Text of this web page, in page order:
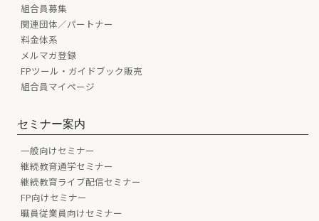
組合員募集
関連団体／パートナー
料金体系
メルマガ登録
FPツール・ガイドブック販売
組合員マイページ
セミナー案内
一般向けセミナー
継続教育通学セミナー
継続教育ライブ配信セミナー
FP向けセミナー
職員従業員向けセミナー